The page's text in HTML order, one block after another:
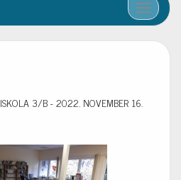
Toggle
3/B - 2022. NOVEMBER 16.